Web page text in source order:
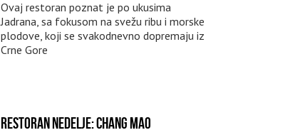
Ovaj restoran poznat je po ukusima
Jadrana, sa fokusom na svežu ribu i morske
plodove, koji se svakodnevno dopremaju iz
Crne Gore
RESTORAN NEDELJE: CHANG MAO